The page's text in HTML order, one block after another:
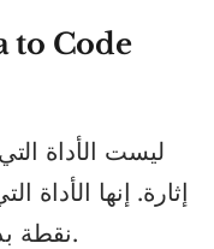
نقطة بداية مفيدة لعمل إنتاجي حقيقي.